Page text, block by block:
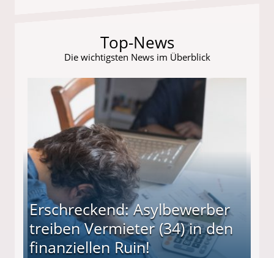
Top-News
Die wichtigsten News im Überblick
Erschreckend: Asylbewerber
treiben Vermieter (34) in den
finanziellen Ruin!